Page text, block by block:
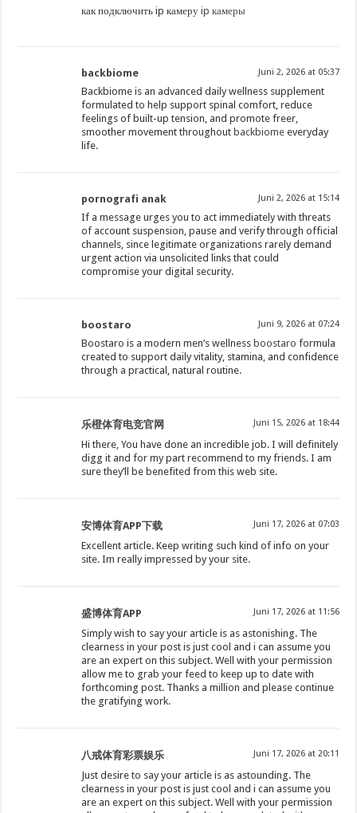
как подключить ip камеруip камеры
backbiome Juni 2, 2026 at 05:37
Backbiome is an advanced daily wellness supplement
formulated to help support spinal comfort, reduce
feelings of built-up tension, and promote freer,
smoother movement throughout backbiome everyday
life.
pornografi anak Juni 2, 2026 at 15:14
If a message urges you to act immediately with threats
of account suspension, pause and verify through official
channels, since legitimate organizations rarely demand
urgent action via unsolicited links that could
compromise your digital security.
boostaro Juni 9, 2026 at 07:24
Boostaro is a modern men’s wellness boostaro formula
created to support daily vitality, stamina, and confidence
through a practical, natural routine.
乐橙体育电竞官网 Juni 15, 2026 at 18:44
Hi there, You have done an incredible job. I will definitely
digg it and for my part recommend to my friends. I am
sure they’ll be benefited from this web site.
安博体育APP下载 Juni 17, 2026 at 07:03
Excellent article. Keep writing such kind of info on your
site. Im really impressed by your site.
盛博体育APP Juni 17, 2026 at 11:56
Simply wish to say your article is as astonishing. The
clearness in your post is just cool and i can assume you
are an expert on this subject. Well with your permission
allow me to grab your feed to keep up to date with
forthcoming post. Thanks a million and please continue
the gratifying work.
八戒体育彩票娱乐 Juni 17, 2026 at 20:11
Just desire to say your article is as astounding. The
clearness in your post is just cool and i can assume you
are an expert on this subject. Well with your permission